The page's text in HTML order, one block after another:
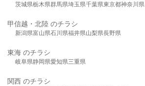
茨城県栃木県群馬県埼玉県千葉県東京都神奈川県
甲信越・北陸 のチラシ
新潟県富山県石川県福井県山梨県長野県
東海 のチラシ
岐阜県静岡県愛知県三重県
関西 のチラシ